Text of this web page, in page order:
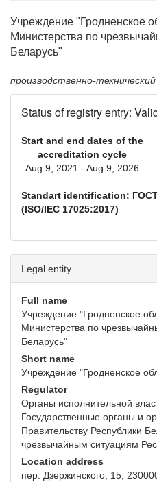
Учреждение "Гродненское
Министерства по
Беларусь"
производственно-
Status of registry entry:
Start and end dates of the
accreditation cycle
Aug 9, 2021 - Aug 9, 2026
Standart identification: ГОСТ
(ISO/IEC 17025:2017)
Legal entity
Full name
Учреждение "Гродненское
Министерства по
Беларусь"
Short name
Учреждение "Гродненское
Regulator
Органы исполнительной
Государственные органы и
Правительству Республики
чрезвычайным ситуациям
Location address
пер. Дзержинского, 15,